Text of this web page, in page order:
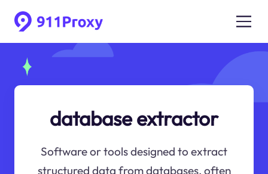
database extractor
Software or tools designed to extract
structured data from databases, often